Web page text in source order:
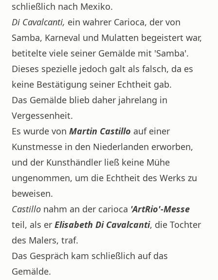
schließlich nach Mexiko.
Di Cavalcanti, ein wahrer Carioca, der von
Samba, Karneval und Mulatten begeistert war,
betitelte viele seiner Gemälde mit 'Samba'.
Dieses spezielle jedoch galt als falsch, da es
keine Bestätigung seiner Echtheit gab.
Das Gemälde blieb daher jahrelang in
Vergessenheit.
Es wurde von Martin Castillo auf einer
Kunstmesse in den Niederlanden erworben,
und der Kunsthändler ließ keine Mühe
ungenommen, um die Echtheit des Werks zu
beweisen.
Castillo nahm an der carioca 'ArtRio'-Messe
teil, als er Elisabeth Di Cavalcanti, die Tochter
des Malers, traf.
Das Gespräch kam schließlich auf das
Gemälde.